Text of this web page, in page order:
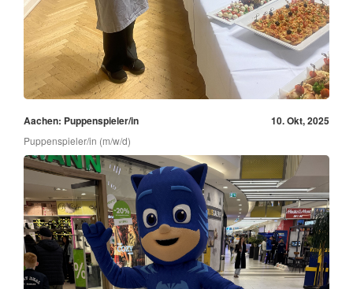
Aachen: Puppenspieler/in 10. Okt, 2025
Puppenspieler/in (m/w/d)